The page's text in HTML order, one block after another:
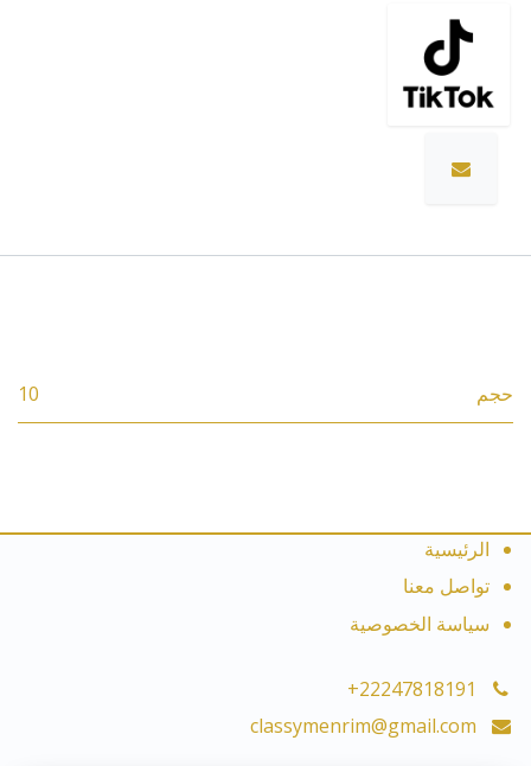
حجم 10
الرئيسية
تواصل معنا
سياسة الخصوصية
+22247818191
classymenrim@gmail.com